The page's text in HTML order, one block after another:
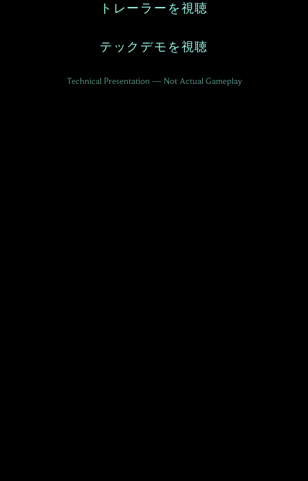
トレーラーを視聴
テックデモを視聴
Technical Presentation — Not Actual Gameplay